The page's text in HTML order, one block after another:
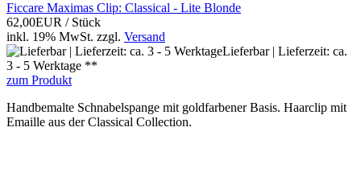
Ficcare Maximas Clip: Classical - Lite Blonde
62,00EUR / Stück
inkl. 19% MwSt. zzgl. Versand
Lieferbar | Lieferzeit: ca.
3 - 5 Werktage **
zum Produkt
Handbemalte Schnabelspange mit goldfarbener Basis. Haarclip mit
Emaille aus der Classical Collection.